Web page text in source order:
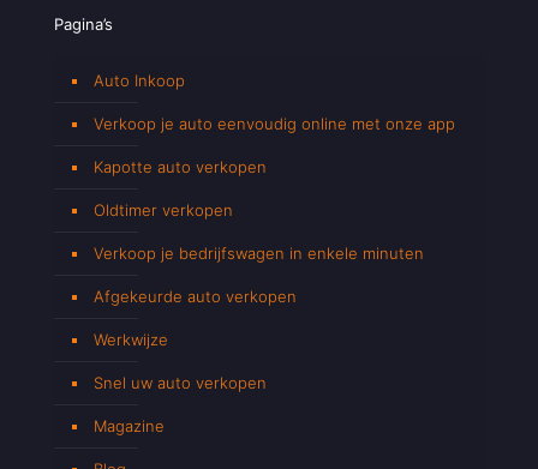
Pagina’s
Auto Inkoop
Verkoop je auto eenvoudig online met onze app
Kapotte auto verkopen
Oldtimer verkopen
Verkoop je bedrijfswagen in enkele minuten
Afgekeurde auto verkopen
Werkwijze
Snel uw auto verkopen
Magazine